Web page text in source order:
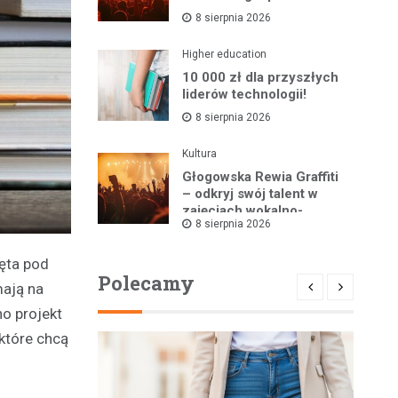
pod
na
projekt
chcą
8 sierpnia 2026
Higher education
10 000 zł dla przyszłych
liderów technologii!
8 sierpnia 2026
Kultura
Głogowska Rewia Graffiti
– odkryj swój talent w
zajęciach wokalno-
tanecznych!
8 sierpnia 2026
Polecamy